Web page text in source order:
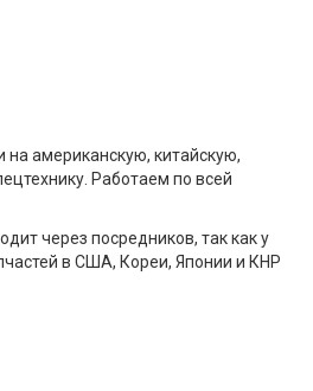
американскую, китайскую,
Работаем по всей
через посредников, так как у
в США, Кореи, Японии и КНР